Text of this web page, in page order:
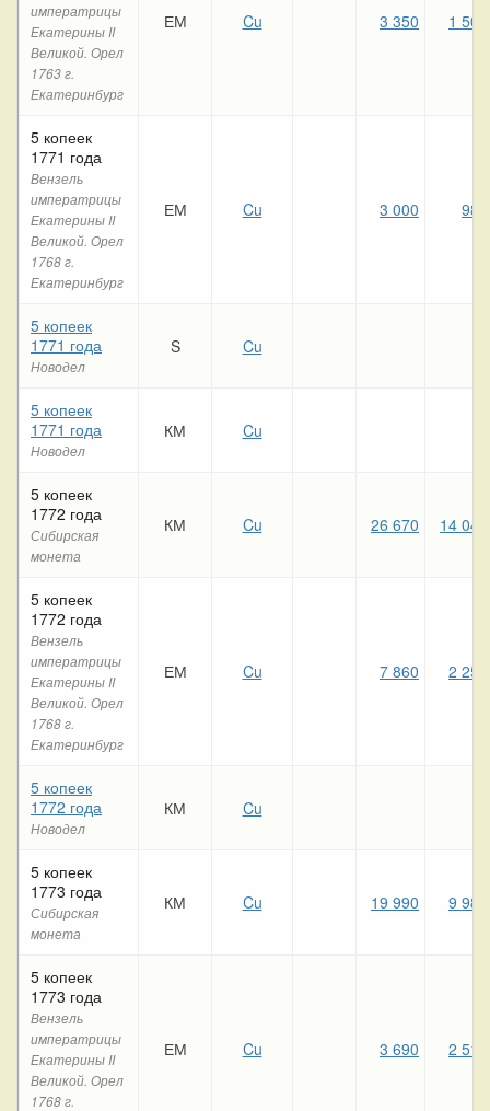
императрицы
Екатерины II
Великой. Орел
1763 г.
Екатеринбург
ЕМ Cu 3 350 1 500
5 копеек
1771 года
Вензель
императрицы
Екатерины II
Великой. Орел
1768 г.
Екатеринбург
ЕМ Cu 3 000 980
5 копеек
1771 года
Новодел
S Cu
5 копеек
1771 года
Новодел
КМ Cu
5 копеек
1772 года
Сибирская
монета
КМ Cu 26 670 14 040
5 копеек
1772 года
Вензель
императрицы
Екатерины II
Великой. Орел
1768 г.
Екатеринбург
ЕМ Cu 7 860 2 250
5 копеек
1772 года
Новодел
КМ Cu
5 копеек
1773 года
Сибирская
монета
КМ Cu 19 990 9 980
5 копеек
1773 года
Вензель
императрицы
Екатерины II
Великой. Орел
1768 г.
ЕМ Cu 3 690 2 510